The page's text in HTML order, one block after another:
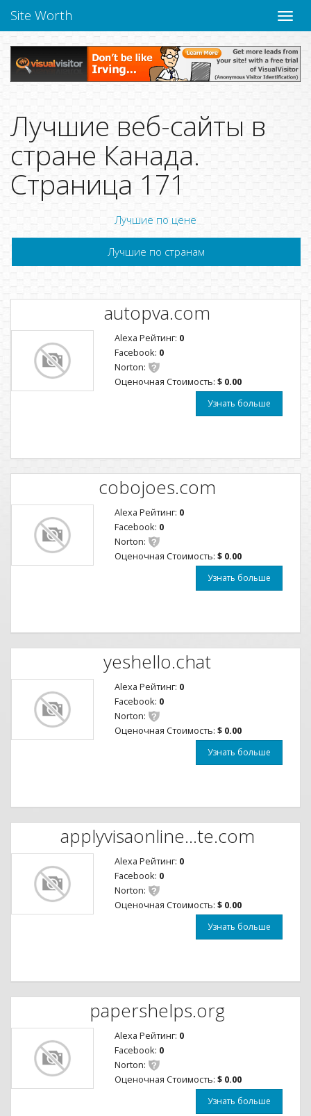
Site Worth
Лучшие веб-сайты в
стране Канада.
Страница 171
Лучшие по цене
Лучшие по странам
autopva.com
Alexa Рейтинг: 0
Facebook: 0
Norton:
Оценочная Стоимость: $ 0.00
Узнать больше
cobojoes.com
Alexa Рейтинг: 0
Facebook: 0
Norton:
Оценочная Стоимость: $ 0.00
Узнать больше
yeshello.chat
Alexa Рейтинг: 0
Facebook: 0
Norton:
Оценочная Стоимость: $ 0.00
Узнать больше
applyvisaonline...te.com
Alexa Рейтинг: 0
Facebook: 0
Norton:
Оценочная Стоимость: $ 0.00
Узнать больше
papershelps.org
Alexa Рейтинг: 0
Facebook: 0
Norton:
Оценочная Стоимость: $ 0.00
Узнать больше